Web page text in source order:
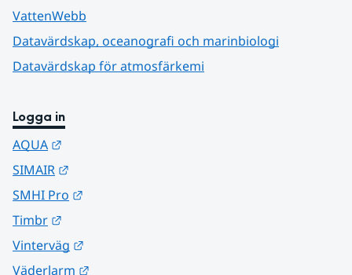
VattenWebb
Datavärdskap, oceanografi och marinbiologi
Datavärdskap för atmosfärkemi
Logga in
AQUA
SIMAIR
SMHI Pro
Timbr
Vinterväg
Väderlarm